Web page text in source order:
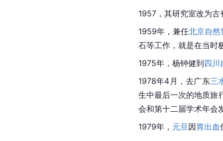
1957，其研究室改为
1959年，兼任北京自然
石等工作，就是在当时
1975年，杨钟健到四川
1978年4月，去广东三
生中最后一次的地质旅
会和第十二届学术年会
1979年， 元旦因胃出血